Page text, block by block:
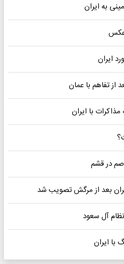
به ایران
ایران
تفاهم با عمان
با ایران
در قشم
بعد از مرگش تصویب شد
آل سعود
با ایران